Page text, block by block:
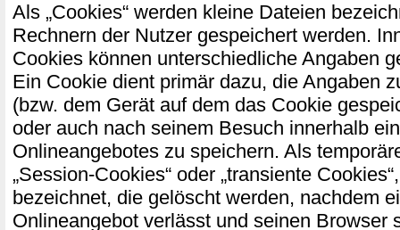
Als „Cookies“ werden kleine Dateien
Rechnern der Nutzer gespeichert werden.
Cookies können unterschiedliche Angaben
Ein Cookie dient primär dazu, die Angaben
(bzw. dem Gerät auf dem das Cookie
oder auch nach seinem Besuch innerhalb
Onlineangebotes zu speichern. Als
„Session-Cookies“ oder „transiente
bezeichnet, die gelöscht werden, nachdem
Onlineangebot verlässt und seinen Browser